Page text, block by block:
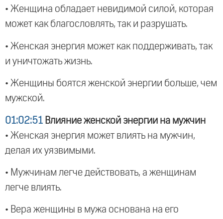
• Женщина обладает невидимой силой, которая
может как благословлять, так и разрушать.
• Женская энергия может как поддерживать, так
и уничтожать жизнь.
• Женщины боятся женской энергии больше, чем
мужской.
01:02:51 Влияние женской энергии на мужчин
• Женская энергия может влиять на мужчин,
делая их уязвимыми.
• Мужчинам легче действовать, а женщинам
легче влиять.
• Вера женщины в мужа основана на его